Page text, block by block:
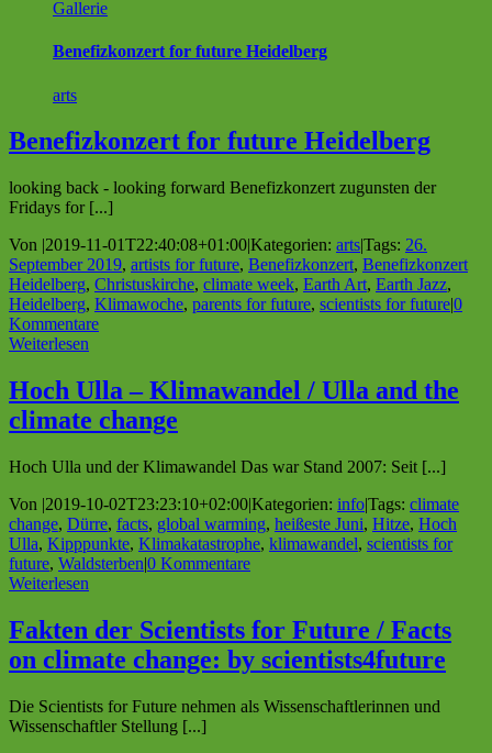
Gallerie
Benefizkonzert for future Heidelberg
arts
Benefizkonzert for future Heidelberg
looking back - looking forward Benefizkonzert zugunsten der
Fridays for [...]
Von |2019-11-01T22:40:08+01:00|Kategorien: arts|Tags: 26.
September 2019, artists for future, Benefizkonzert, Benefizkonzert
Heidelberg, Christuskirche, climate week, Earth Art, Earth Jazz,
Heidelberg, Klimawoche, parents for future, scientists for future|0
Kommentare
Weiterlesen
Hoch Ulla – Klimawandel / Ulla and the
climate change
Hoch Ulla und der Klimawandel Das war Stand 2007: Seit [...]
Von |2019-10-02T23:23:10+02:00|Kategorien: info|Tags: climate
change, Dürre, facts, global warming, heißeste Juni, Hitze, Hoch
Ulla, Kipppunkte, Klimakatastrophe, klimawandel, scientists for
future, Waldsterben|0 Kommentare
Weiterlesen
Fakten der Scientists for Future / Facts
on climate change: by scientists4future
Die Scientists for Future nehmen als Wissenschaftlerinnen und
Wissen­schaftler Stellung [...]